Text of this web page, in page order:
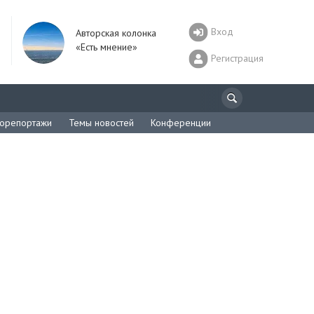
Авторская колонка
«Есть мнение»
Вход
Регистрация
Темы новостей Конференции